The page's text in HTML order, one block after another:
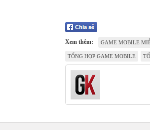
Xem thêm: GAME MOBILE
TỔNG HỢP GAME MOBILE